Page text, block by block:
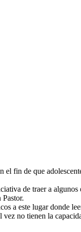
fin de que
de traer a algunos
a este lugar donde
no tienen la